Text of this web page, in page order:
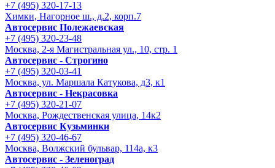
+7 (495) 320-17-13
Химки, Нагорное ш., д.2, корп.7
Автосервис Полежаевская
+7 (495) 320-23-48
Москва, 2-я Магистральная ул., 10, стр. 1
Автосервис - Строгино
+7 (495) 320-03-41
Москва, ул. Маршала Катукова, д3, к1
Автосервис - Некрасовка
+7 (495) 320-21-07
Москва, Рождественская улица, 14к2
Автосервис Кузьминки
+7 (495) 320-46-67
Москва, Волжский бульвар, 114а, к3
Автосервис - Зеленоград